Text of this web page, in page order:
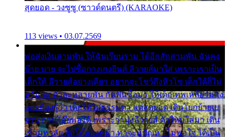
สุดยอด - วงซูซู (ซาวด์ดนตรี) (KARAOKE)
113 views • 03.07.2569
พ่อส่งเงินสามพัน ให้ฉันเรียนราม ได้อีกสักสามพัน ฉันคง
บ๊าย บาย จะไปซื้อกางเกงยีนส์ ลีวายส์มาใส่ เพราะเราเป็น
เด็กใต้ ลีวายส์อย่างเดียว อยากจะโชว์ถึงหิวโซ เด็กใต้ก็ไม่
หวั่น ตกตัวละหลายพัน กัดฟันซื้อมา ให้เด็กเทพเหลียวมอง
และต้องรู้ว่า เด็กใต้ไม่ธรรมดา แต่สุดยอด เดินโยกย้ายเย
ยวน กวนโอ๊ยพอได้ เพราะว่านุ่งลีวายส์ ตัวใหม่ใส่มา เดิน
เข้ามหาลัย จิ๊กโก๊มองหน้า ท่าจะมีปัญหา ไม่พอใจ ได้เป็น